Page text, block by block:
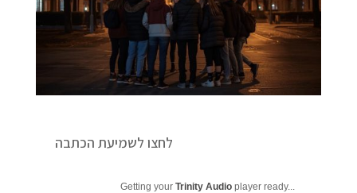
לחצו לשמיעת הכתבה
Getting yourTrinity Audio player ready...